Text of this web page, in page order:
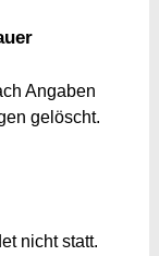
Angaben
gelöscht.
nicht statt.